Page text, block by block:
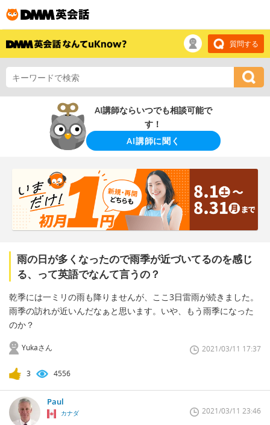
質問する
AI講師ならいつでも相談可能で
す！
AI講師に聞く
雨の日が多くなったので雨季が近づいてるのを感じ
る、って英語でなんて言うの？
乾季には一ミリの雨も降りませんが、ここ3日雷雨が続きました。
雨季の訪れが近いんだなぁと思います。いや、もう雨季になった
のか？
Yukaさん 2021/03/11 17:37
3 4556
Paul
カナダ 2021/03/11 23:46